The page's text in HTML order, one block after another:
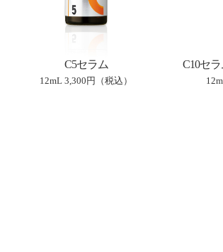
C5セラム
12mL 3,300円（税込）
C10セ